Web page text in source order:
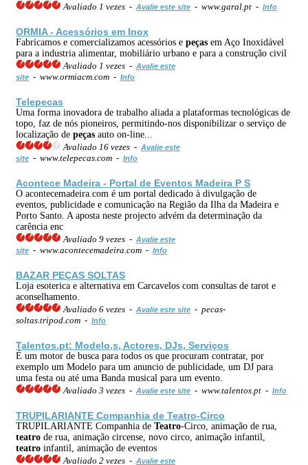
Avaliado 1 vezes - Avalie este site - www.garal.pt - Info
ORMIA - Acessórios em Inox
Fabricamos e comercializamos acessórios e peças em Aço Inoxidável
para a industria alimentar, mobiliário urbano e para a construção civil
Avaliado 1 vezes - Avalie este
site - www.ormiacm.com - Info
Telepecas
Uma forma inovadora de trabalho aliada a plataformas tecnológicas de
topo, faz de nós pioneiros, permitindo-nos disponibilizar o serviço de
localização de peças auto on-line...
Avaliado 16 vezes - Avalie este
site - www.telepecas.com - Info
Acontece Madeira - Portal de Eventos Madeira P S
O acontecemadeira.com é um portal dedicado à divulgação de
eventos, publicidade e comunicação na Região da Ilha da Madeira e
Porto Santo. A aposta neste projecto advém da determinação da
carência enc
Avaliado 9 vezes - Avalie este
site - www.acontecemadeira.com - Info
BAZAR PEÇAS SOLTAS
Loja esoterica e alternativa em Carcavelos com consultas de tarot e
aconselhamento.
Avaliado 6 vezes - Avalie este site - pecas-
soltas.tripod.com - Info
Talentos.pt: Modelo,s, Actores, DJs, Serviços
É um motor de busca para todos os que procuram contratar, por
exemplo um Modelo para um anuncio de publicidade, um DJ para
uma festa ou até uma Banda musical para um evento.
Avaliado 3 vezes - Avalie este site - www.talentos.pt - Info
TRUPILARIANTE Companhia de Teatro-Circo
TRUPILARIANTE Companhia de Teatro-Circo, animação de rua,
teatro de rua, animação circense, novo circo, animação infantil,
teatro infantil, animação de eventos
Avaliado 2 vezes - Avalie este